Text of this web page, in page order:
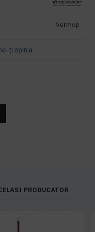
Vermop
ţi opinia
PRODUCATOR